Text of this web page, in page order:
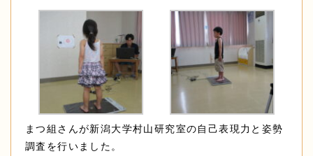
まつ組さんが新潟大学村山研究室の自己表現力と姿勢
調査を行いました。